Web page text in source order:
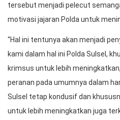
tersebut menjadi pelecut
motivasi jajaran Polda untuk
“Hal ini tentunya akan menjadi
kami dalam hal ini Polda Sulsel,
krimsus untuk lebih
peranan pada umumnya dalam
Sulsel tetap kondusif dan
untuk lebih meningkatkan juga